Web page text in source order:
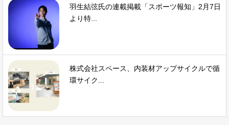
羽生結弦氏の連載掲載「スポーツ報知」2月7日
より特...
株式会社スペース、内装材アップサイクルで循
環サイク...